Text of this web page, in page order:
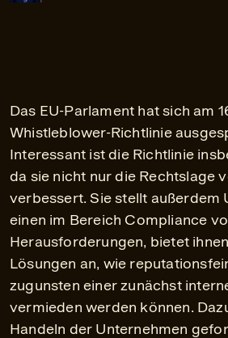
Das EU-Parlament hat sich am
Whistleblower-Richtlinie
Interessant ist die Richtlinie
da sie nicht nur die Rechtslage
verbessert. Sie stellt außerdem
einen im Bereich Compliance
Herausforderungen, bietet
Lösungen an, wie
zugunsten einer zunächst
vermieden werden können.
Handeln der Unternehmen